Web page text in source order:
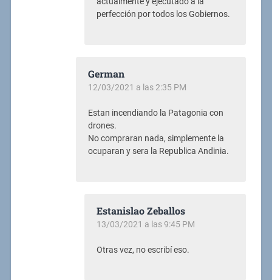
perfección por todos los Gobiernos.
German
12/03/2021 a las 2:35 PM
Estan incendiando la Patagonia con
drones.
No compraran nada, simplemente la
ocuparan y sera la Republica Andinia.
Estanislao Zeballos
13/03/2021 a las 9:45 PM
Otras vez, no escribí eso.